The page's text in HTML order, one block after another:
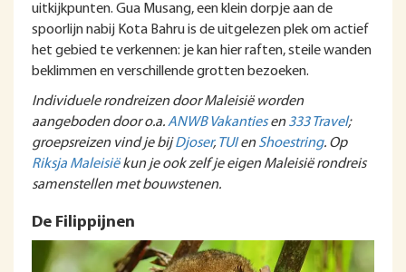
uitkijkpunten. Gua Musang, een klein dorpje aan de
spoorlijn nabij Kota Bahru is de uitgelezen plek om actief
het gebied te verkennen: je kan hier raften, steile wanden
beklimmen en verschillende grotten bezoeken.
Individuele rondreizen door Maleisië worden
aangeboden door o.a.ANWB Vakantiesen333 Travel;
groepsreizen vind je bijDjoser, TUIenShoestring. Op
Riksja Maleisiëkun je ook zelf je eigen Maleisië rondreis
samenstellen met bouwstenen.
De Filippijnen